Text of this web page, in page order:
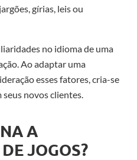
gírias, leis ou
no idioma de uma
Ao adaptar uma
esses fatores, cria-se
novos clientes.
A
JOGOS?